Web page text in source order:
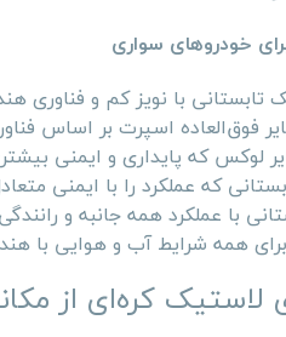
خودروهای سواری
لاستیک کره‌ای از